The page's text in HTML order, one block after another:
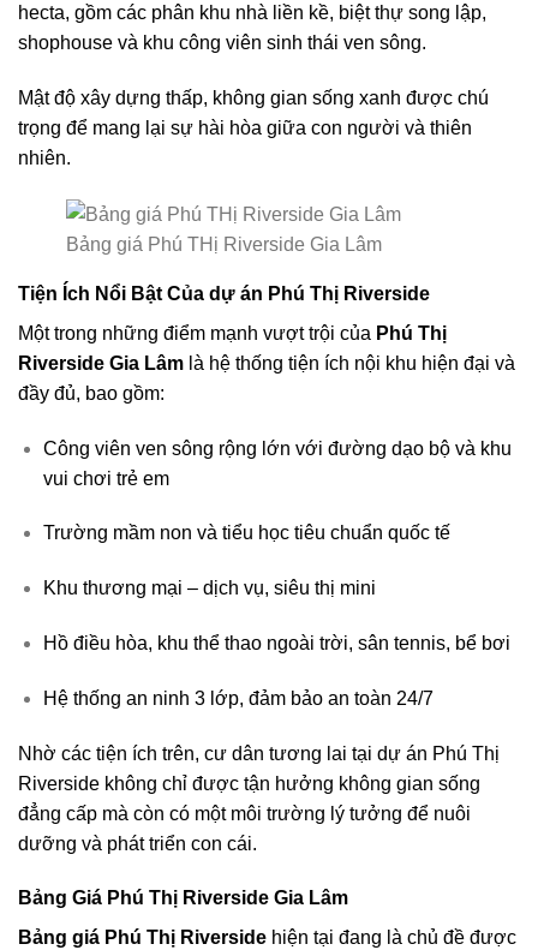
hecta, gồm các phân khu nhà liền kề, biệt thự song lập,
shophouse và khu công viên sinh thái ven sông.
Mật độ xây dựng thấp, không gian sống xanh được chú
trọng để mang lại sự hài hòa giữa con người và thiên
nhiên.
Bảng giá Phú THị Riverside Gia Lâm
Tiện Ích Nổi Bật Của dự án Phú Thị Riverside
Một trong những điểm mạnh vượt trội của Phú Thị
Riverside Gia Lâm là hệ thống tiện ích nội khu hiện đại và
đầy đủ, bao gồm:
Công viên ven sông rộng lớn với đường dạo bộ và khu
vui chơi trẻ em
Trường mầm non và tiểu học tiêu chuẩn quốc tế
Khu thương mại – dịch vụ, siêu thị mini
Hồ điều hòa, khu thể thao ngoài trời, sân tennis, bể bơi
Hệ thống an ninh 3 lớp, đảm bảo an toàn 24/7
Nhờ các tiện ích trên, cư dân tương lai tại dự án Phú Thị
Riverside không chỉ được tận hưởng không gian sống
đẳng cấp mà còn có một môi trường lý tưởng để nuôi
dưỡng và phát triển con cái.
Bảng Giá Phú Thị Riverside Gia Lâm
Bảng giá Phú Thị Riverside hiện tại đang là chủ đề được